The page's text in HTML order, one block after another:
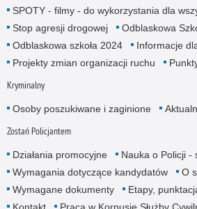
SPOTY - filmy - do wykorzystania dla
Stop agresji drogowej
Odblaskowa
Odblaskowa szkoła 2024
Informacje
Projekty zmian organizacji ruchu
Kryminalny
Osoby poszukiwane i zaginione
Zostań Policjantem
Działania promocyjne
Nauka o Policji -
Wymagania dotyczące kandydatów
O
Wymagane dokumenty
Etapy,